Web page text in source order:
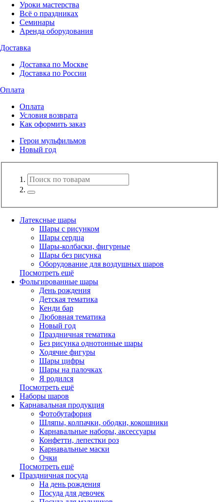
Уроки мастерства
Всё о праздниках
Семинары
Аренда оборудования
Доставка
Доставка по Москве
Доставка по России
Оплата
Оплата
Условия возврата
Как оформить заказ
Герои мульфильмов
Новый год
Латексные шары
Шары с рисунком
Шары сердца
Шары-колбаски, фигурные
Шары без рисунка
Оборудование для воздушных шаров
Посмотреть ещё
Фольгированные шары
День рождения
Детская тематика
Кенди бар
Любовная тематика
Новый год
Праздничная тематика
Без рисунка однотонные шары
Ходячие фигуры
Шары цифры
Шары на палочках
Я родился
Посмотреть ещё
Наборы шаров
Карнавальная продукция
Фотобутафория
Шляпы, колпачки, ободки, кокошники
Карнавальные наборы, аксессуары
Конфетти, лепестки роз
Карнавальные маски
Очки
Посмотреть ещё
Праздничная посуда
На день рождения
Посуда для девочек